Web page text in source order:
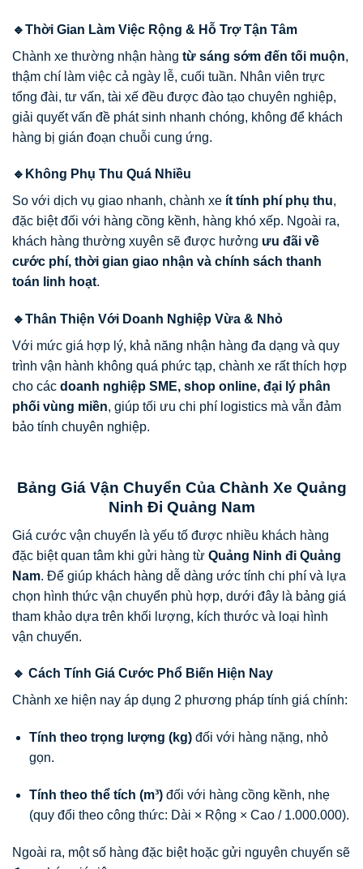
🔹Thời Gian Làm Việc Rộng & Hỗ Trợ Tận Tâm
Chành xe thường nhận hàng từ sáng sớm đến tối muộn,
thậm chí làm việc cả ngày lễ, cuối tuần. Nhân viên trực
tổng đài, tư vấn, tài xế đều được đào tạo chuyên nghiệp,
giải quyết vấn đề phát sinh nhanh chóng, không để khách
hàng bị gián đoạn chuỗi cung ứng.
🔹Không Phụ Thu Quá Nhiều
So với dịch vụ giao nhanh, chành xe ít tính phí phụ thu,
đặc biệt đối với hàng cồng kềnh, hàng khó xếp. Ngoài ra,
khách hàng thường xuyên sẽ được hưởng ưu đãi về
cước phí, thời gian giao nhận và chính sách thanh
toán linh hoạt.
🔹Thân Thiện Với Doanh Nghiệp Vừa & Nhỏ
Với mức giá hợp lý, khả năng nhận hàng đa dạng và quy
trình vận hành không quá phức tạp, chành xe rất thích hợp
cho các doanh nghiệp SME, shop online, đại lý phân
phối vùng miền, giúp tối ưu chi phí logistics mà vẫn đảm
bảo tính chuyên nghiệp.
Bảng Giá Vận Chuyển Của Chành Xe Quảng
Ninh Đi Quảng Nam
Giá cước vận chuyển là yếu tố được nhiều khách hàng
đặc biệt quan tâm khi gửi hàng từ Quảng Ninh đi Quảng
Nam. Để giúp khách hàng dễ dàng ước tính chi phí và lựa
chọn hình thức vận chuyển phù hợp, dưới đây là bảng giá
tham khảo dựa trên khối lượng, kích thước và loại hình
vận chuyển.
🔹 Cách Tính Giá Cước Phổ Biến Hiện Nay
Chành xe hiện nay áp dụng 2 phương pháp tính giá chính:
Tính theo trọng lượng (kg)đối với hàng nặng, nhỏ
gọn.
Tính theo thể tích (m³)đối với hàng cồng kềnh, nhẹ
(quy đổi theo công thức: Dài × Rộng × Cao / 1.000.000).
Ngoài ra, một số hàng đặc biệt hoặc gửi nguyên chuyến sẽ